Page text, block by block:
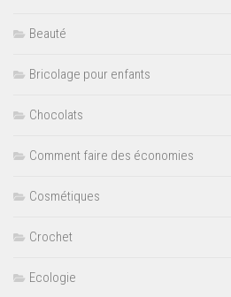
Beauté
Bricolage pour enfants
Chocolats
Comment faire des économies
Cosmétiques
Crochet
Ecologie